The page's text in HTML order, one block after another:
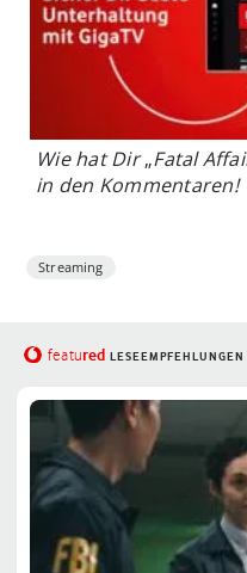
Wie hat Dir„Fatal
in den Kommentaren!
Streaming
featured LESEEMPFEHLUNGEN